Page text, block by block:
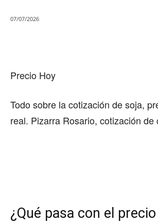
07/07/2026
Precio Hoy
Todo sobre la cotización de soja,
real. Pizarra Rosario, cotización de
¿Qué pasa con el